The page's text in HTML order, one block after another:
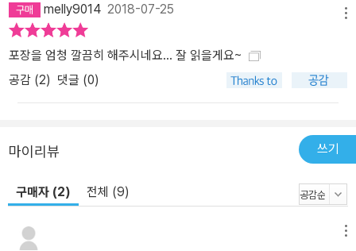
크리에이터가 갖춰야 할 기술과 기획력, 마인드는 상상했던 것보다
훨씬 큰 부분을 차지하기 때문이다. 성공한 크리에이터들은 건강한
콘텐츠, 좋은 영향력을 지닌 콘텐츠를 생산하며 구독자들과 끊임없이
소통하고, 자기 관리 또한 엄격하다는 점을 명심해야 한다. 이 책은 도
디션을 통해 입문한 띠미까지 다양한 분야에서 성공적으로 활약하고
있는 샌드박스 네트워크 크리에이터들의 유튜브 입문기, 기획 과정,
이터를 관리하고 콘텐츠를 함께 기획하는 샌드박스의 파트너십 팀,
텐츠가 어떻게 탄생하고 발전하고 있는지, 샌드박스 네트워크는 어떤
melly9014 2018-07-25
포장을 엄청 깔끔히 해주시네요... 잘 읽을게요~
공감 (2) 댓글 (0)
마이리뷰 쓰기
구매자 (2) 전체 (9)